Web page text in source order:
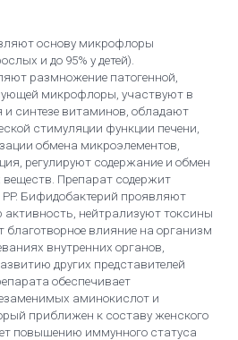
основу микрофлоры
и до 95% у детей).
размножение патогенной,
микрофлоры, участвуют в
и синтезе витаминов, обладают
стимуляции функции печени,
обмена микроэлементов,
регулируют содержание и обмен
Препарат содержит
Бифидобактерий проявляют
нейтрализуют токсины
влияние на организм
внутренних органов,
других представителей
обеспечивает
аминокислот и
приближен к составу женского
повышению иммунного статуса